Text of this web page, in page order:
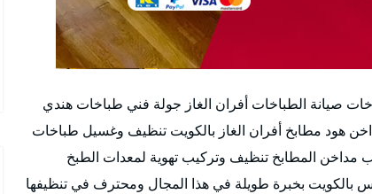
صيانة الطباخات أفران الغاز جولة فني طباخات هندي
هود مطابخ أفران الغاز بالكويت تنظيف وغسيل طباخات
المطابخ تنظيف وتركيب تهوية لمعدات الطبخ
بالكويت بخبرة طويلة في هذا المجال ومحترف في تنظيفها